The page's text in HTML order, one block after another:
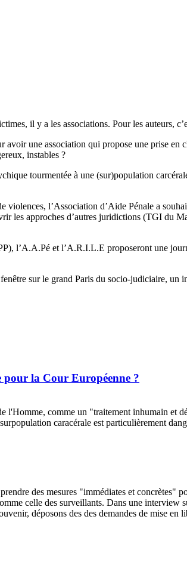
il y a les associations. Pour les auteurs,
une association qui propose une prise
instables ?
tourmentée à une (sur)population
l’Association d’Aide Pénale a
les approches d’autres juridictions (TGI du
l’A.A.Pé et l’A.R.I.L.E proposeront une
sur le grand Paris du socio-judiciaire,
la Cour Européenne ?
l'Homme, comme un "traitement inhumain et
caracérale est particulièrement
des mesures "immédiates et concrètes"
celle des surveillants. Dans une
déposons des des demandes de mise